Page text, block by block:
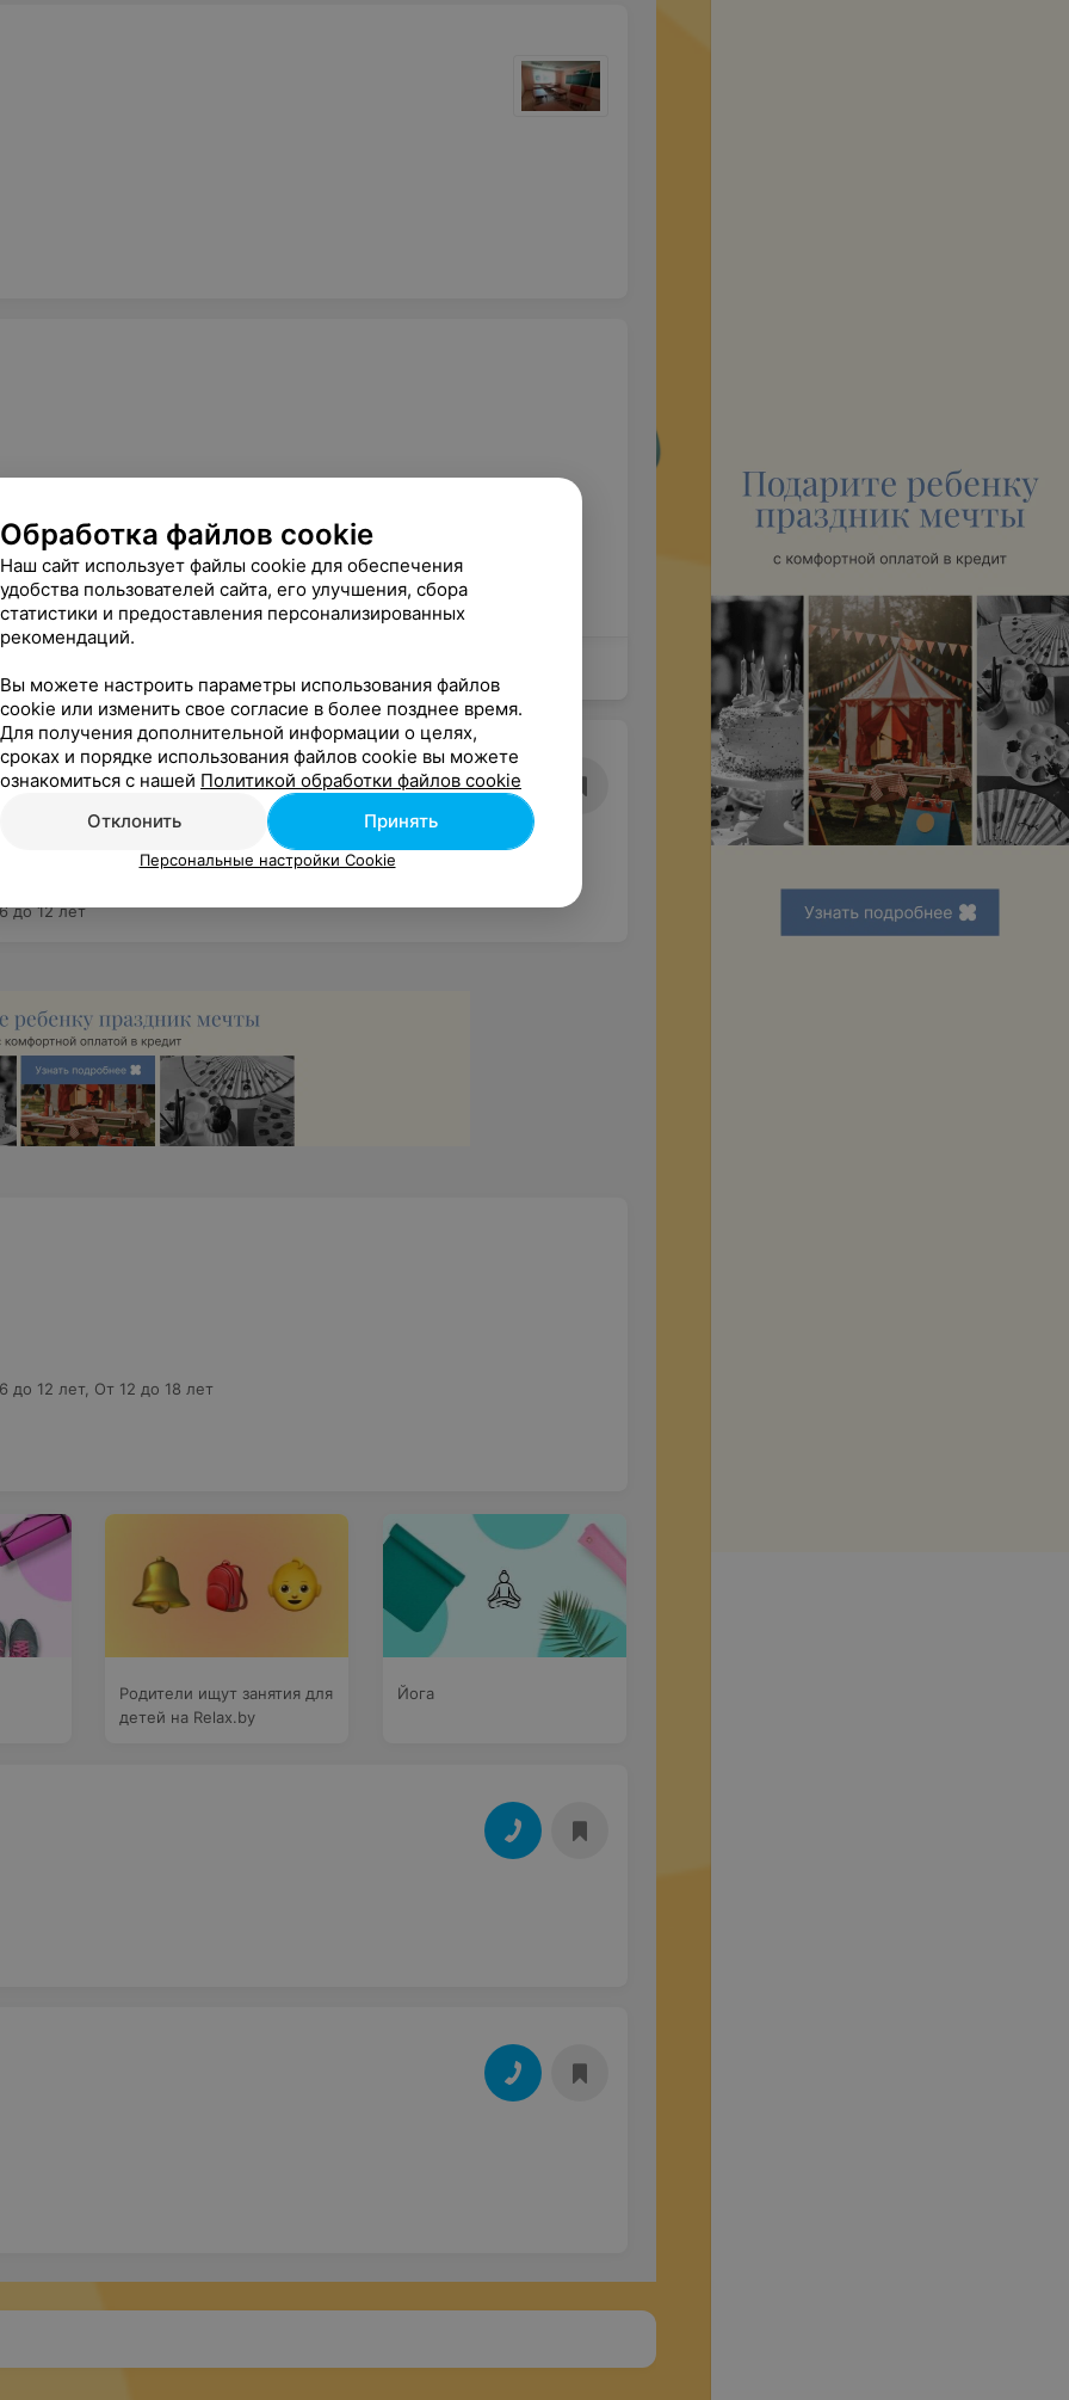
пребывания,Абонементная система
до 12 лет
до 12 лет, От 12 до 18 лет
Родители ищут занятия для
детей на Relax.by
Йога
Обработка файлов cookie
Наш сайт использует файлы cookie для обеспечения
удобства пользователей сайта, его улучшения, сбора
статистики и предоставления персонализированных
рекомендаций.
Вы можете настроить параметры использования файлов
cookie или изменить свое согласие в более позднее время.
Для получения дополнительной информации о целях,
сроках и порядке использования файлов cookie вы можете
ознакомиться с нашей Политикой обработки файлов cookie
Отклонить
Принять
Персональные настройки Cookie